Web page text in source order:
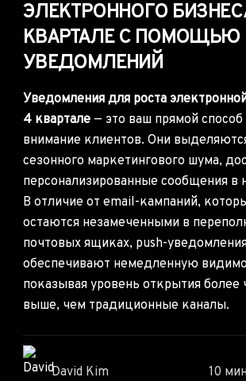
ЭЛЕКТРОННОГО
КВАРТАЛЕ С ПОМОЩЬЮ
УВЕДОМЛЕНИЙ
Уведомления для роста
4 квартале — это ваш прямой
внимание клиентов. Они
сезонного маркетингового шума,
персонализированные сообщения в
В отличие от email-кампаний,
остаются незамеченными в
почтовых ящиках, push-
обеспечивают немедленную
показывая уровень открытия более
выше, чем традиционные каналы.
David Kim 10 мин